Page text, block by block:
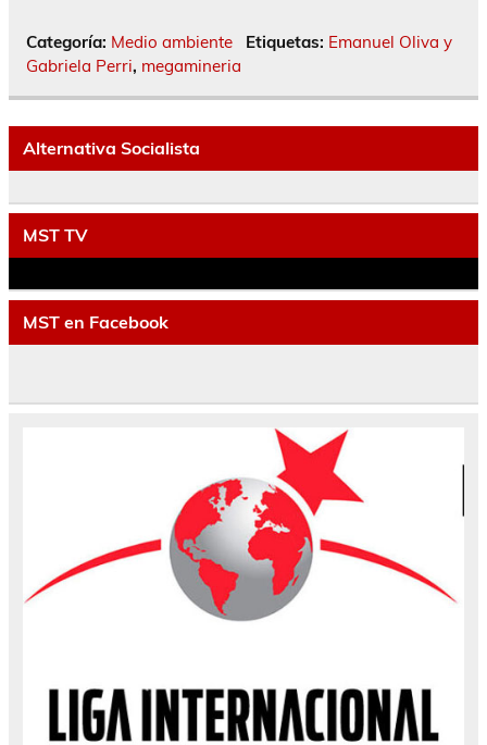
Categoría: Medio ambiente Etiquetas: Emanuel Oliva y
Gabriela Perri, megamineria
Alternativa Socialista
MST TV
MST en Facebook